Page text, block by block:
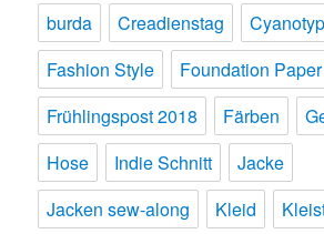
burda
Creadienstag
Fashion Style
Foundation
Frühlingspost 2018
Färben
Hose
Indie Schnitt
Jacke
Jacken sew-along
Kleid